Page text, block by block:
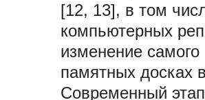
[12, 13], в том
компьютерных
изменение
памятных досках
Современный